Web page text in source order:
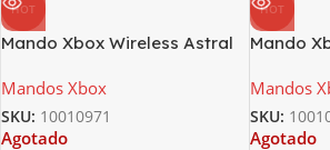
HOT
Mando Xbox Wireless Astral
One S
Mandos Xbox
SKU: 10010971
Agotado
HOT
Mando
X/S One
Mandos
SKU:
Agotado